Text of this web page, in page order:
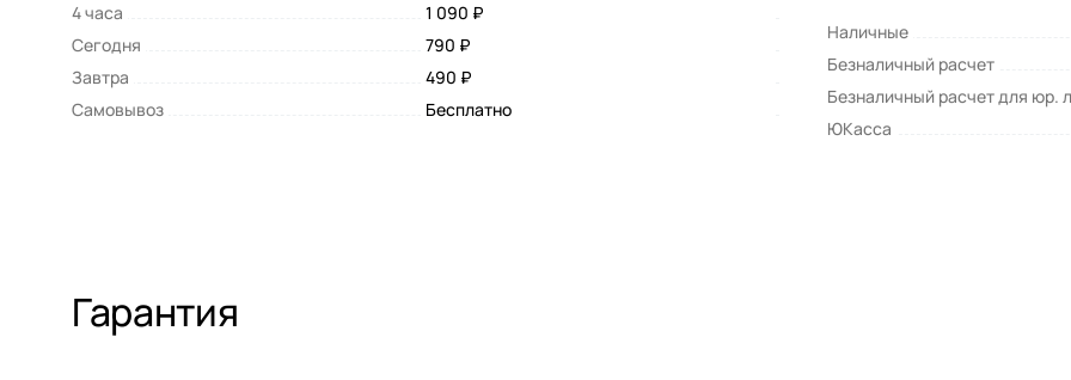
4 часа
1 090 ₽
Сегодня
790 ₽
Завтра
490 ₽
Самовывоз
Бесплатно
Наличные
Безналичный расчет
Безналичный расчет для юр.
ЮКасса
Гарантия